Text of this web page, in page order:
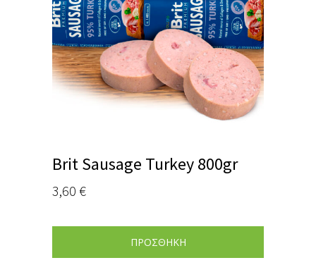
Brit Sausage Turkey 800gr
3,60 €
ΠΡΟΣΘΗΚΗ